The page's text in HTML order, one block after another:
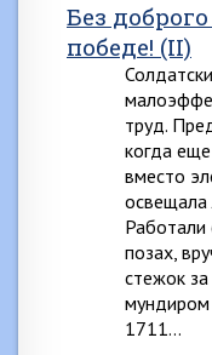
Без
победе! (II)
труд.
когда
вместо
освещала
Работали
позах,
стежок
мундиром
1711…